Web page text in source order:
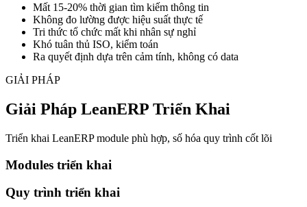
Mất 15-20% thời gian tìm kiếm thông tin
Không đo lường được hiệu suất thực tế
Tri thức tổ chức mất khi nhân sự nghỉ
Khó tuân thủ ISO, kiểm toán
Ra quyết định dựa trên cảm tính, không có data
GIẢI PHÁP
Giải Pháp LeanERP Triển Khai
Triển khai LeanERP module phù hợp, số hóa quy trình cốt lõi
Modules triển khai
Quy trình triển khai